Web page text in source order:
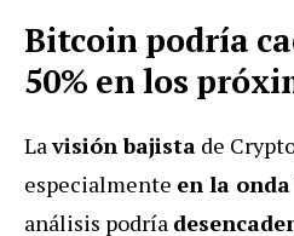
Bitcoin podría
50% en los
Lavisión bajista de
especialmente en la
análisis podría